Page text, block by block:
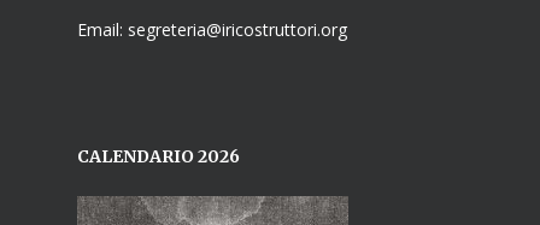
Email: segreteria@iricostruttori.org
CALENDARIO 2026